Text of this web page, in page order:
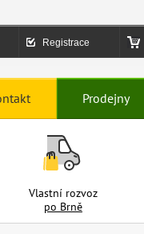
Registrace
Prodejny
Vlastní rozvoz
po Brně